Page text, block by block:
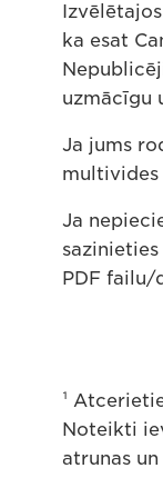
ka esat
uzmācīgu
Ja jums
multivides
Ja
PDF failu/
¹
Noteikti
atrunas